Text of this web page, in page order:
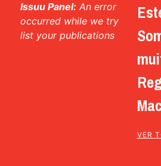
Issuu Panel: An error
occurred while we try
list your publications
VER